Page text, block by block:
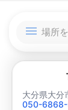
大分県大分
050-